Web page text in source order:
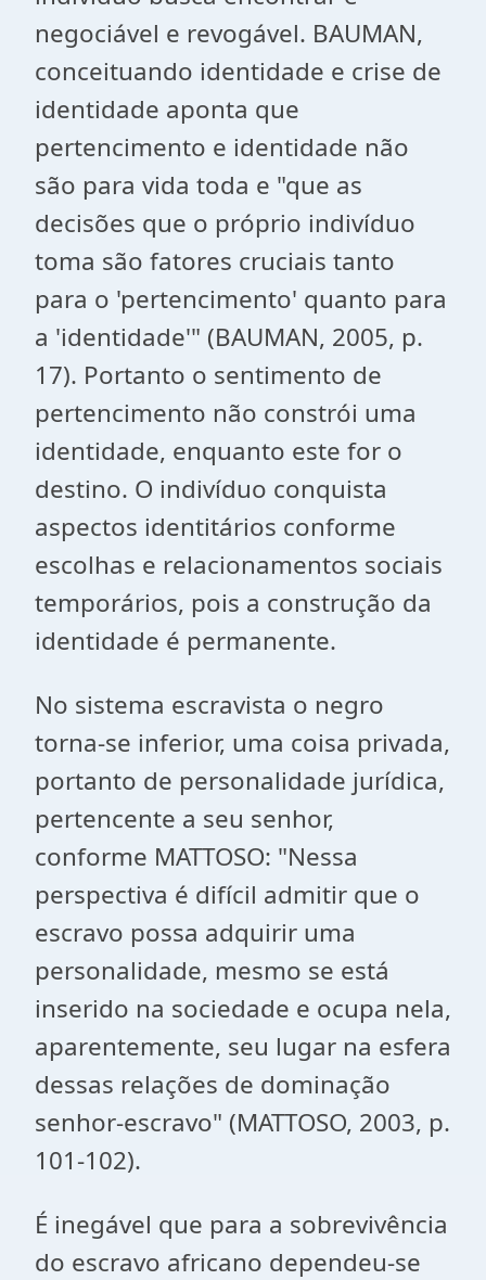
negociável e revogável. BAUMAN,
conceituando identidade e crise de
identidade aponta que
pertencimento e identidade não
são para vida toda e "que as
decisões que o próprio indivíduo
toma são fatores cruciais tanto
para o 'pertencimento' quanto para
a 'identidade'" (BAUMAN, 2005, p.
17). Portanto o sentimento de
pertencimento não constrói uma
identidade, enquanto este for o
destino. O indivíduo conquista
aspectos identitários conforme
escolhas e relacionamentos sociais
temporários, pois a construção da
identidade é permanente.
No sistema escravista o negro
torna-se inferior, uma coisa privada,
portanto de personalidade jurídica,
pertencente a seu senhor,
conforme MATTOSO: "Nessa
perspectiva é difícil admitir que o
escravo possa adquirir uma
personalidade, mesmo se está
inserido na sociedade e ocupa nela,
aparentemente, seu lugar na esfera
dessas relações de dominação
senhor-escravo" (MATTOSO, 2003, p.
101-102).
É inegável que para a sobrevivência
do escravo africano dependeu-se